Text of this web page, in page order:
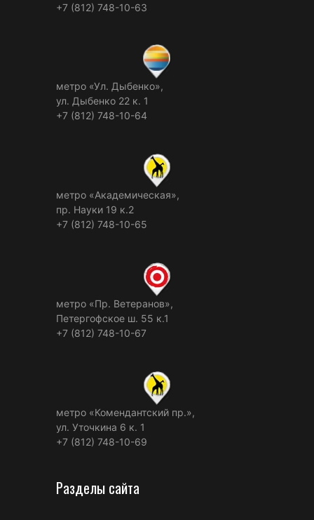
+7 (812) 748-10-63
метро «Ул. Дыбенко»,
ул. Дыбенко 22 к. 1
+7 (812) 748-10-64
метро «Академическая»,
пр. Науки 19 к.2
+7 (812) 748-10-65
метро «Пр. Ветеранов»,
Петергофское ш. 55 к.1
+7 (812) 748-10-67
метро «Комендантский пр.»,
ул. Уточкина 6 к. 1
+7 (812) 748-10-69
Разделы сайта